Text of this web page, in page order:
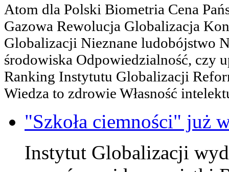
Atom dla Polski Biometria Cena
Gazowa Rewolucja Globalizacja
Globalizacji Nieznane ludobójstwo
środowiska Odpowiedzialność, czy
Ranking Instytutu Globalizacji
Wiedza to zdrowie Własność
"Szkoła ciemności" już
Instytut Globalizacji